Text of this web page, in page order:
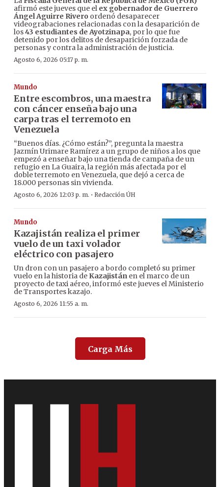
afirmó este jueves que el ex gobernador de Guerrero
Ángel Aguirre Rivero ordenó desaparecer
videograbaciones relacionadas con la desaparición de
los43 estudiantes de Ayotzinapa, por lo que fue
detenido por los delitos de desaparición forzada de
personas y contra la administración de justicia.
Agosto 6, 2026 05:17 p. m.
Mundo
Entre escombros, una maestra
con cáncer enseña bajo una
carpa tras el terremoto en
Venezuela
“Buenos días. ¿Cómo están?”, pregunta la maestra
Jazmín Urimare Ramírez a un grupo de niños a los que
empezó a enseñar bajo una tienda de campaña de un
refugio en La Guaira, la región más afectada por el
doble terremoto en Venezuela, que dejó a cerca de
18.000 personas sin vivienda.
Agosto 6, 2026 12:03 p. m. · Redacción ÚH
Mundo
Kazajistán realiza el primer
vuelo de un taxi volador
eléctrico con pasajero
Un dron con un pasajero a bordo completó su primer
vuelo en la historia de Kazajistán en el marco de un
proyecto de taxi aéreo, informó este jueves el Ministerio
de Transportes kazajo.
Agosto 6, 2026 11:55 a. m.
Carga Más